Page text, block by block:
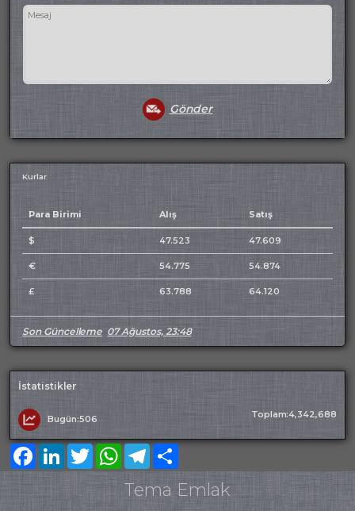
Gönder
Kurlar
Para Birimi Alış Satış
$ 47.523 47.609
€ 54.775 54.874
£ 63.788 64.120
Son Güncelleme 07 Ağustos, 23:48
İstatistikler
Bugün:506 Toplam:4,342,688
FacebookLinkedInTwitter WhatsAppTelegram
Tema Emlak